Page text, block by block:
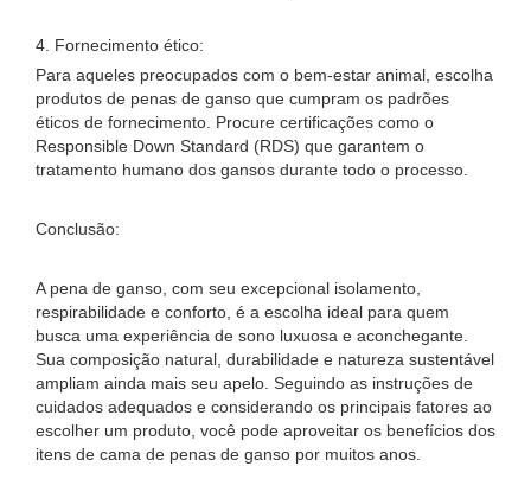
4. Fornecimento ético:
Para aqueles preocupados com o bem-estar animal, escolha
produtos de penas de ganso que cumpram os padrões
éticos de fornecimento. Procure certificações como o
Responsible Down Standard (RDS) que garantem o
tratamento humano dos gansos durante todo o processo.
Conclusão:
A pena de ganso, com seu excepcional isolamento,
respirabilidade e conforto, é a escolha ideal para quem
busca uma experiência de sono luxuosa e aconchegante.
Sua composição natural, durabilidade e natureza sustentável
ampliam ainda mais seu apelo. Seguindo as instruções de
cuidados adequados e considerando os principais fatores ao
escolher um produto, você pode aproveitar os benefícios dos
itens de cama de penas de ganso por muitos anos.